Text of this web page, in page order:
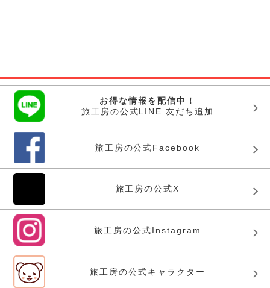
お得な情報を配信中！
旅工房の公式LINE 友だち追加
旅工房の公式Facebook
旅工房の公式X
旅工房の公式Instagram
旅工房の公式キャラクター